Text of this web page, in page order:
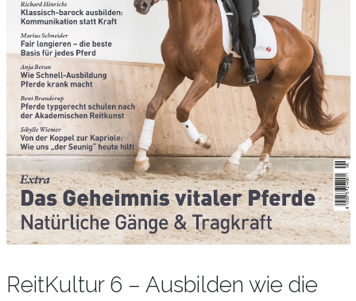
ReitKultur 6 – Ausbilden wie die